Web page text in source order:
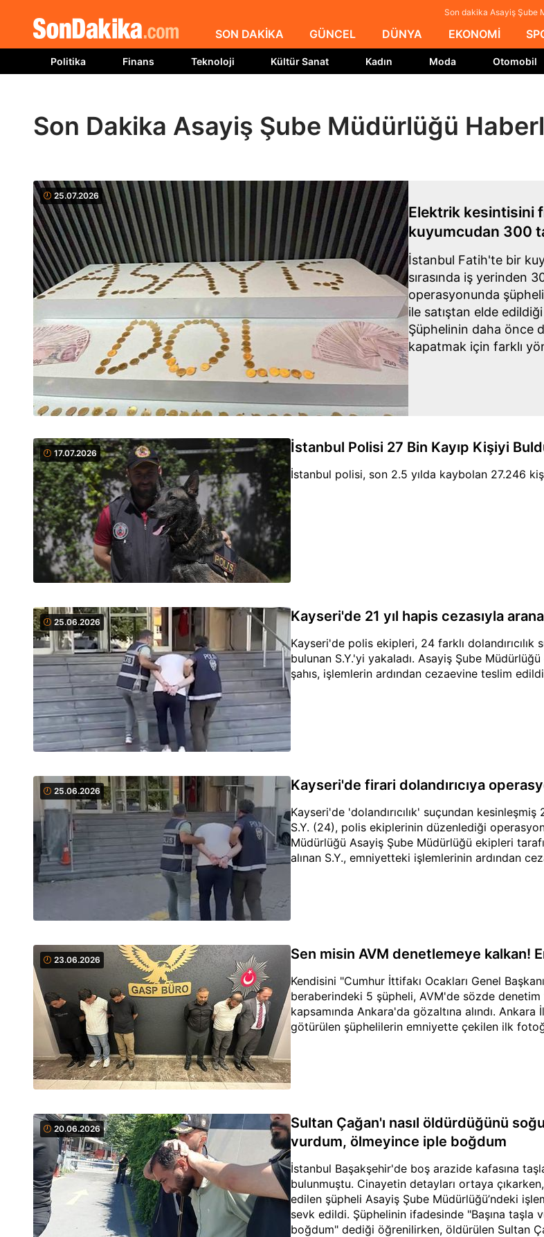
Son dakika Asayiş Şube
SON DAKİKA GÜNCEL DÜNYA EKONOMİ
Politika Finans Teknoloji Kültür Sanat Kadın Moda Otomobil
Son Dakika Asayiş Şube Müdürlüğü
25.07.2026
Elektrik kesintisini
kuyumcudan 300
İstanbul Fatih'te bir
sırasında iş yerinden
operasyonunda şüpheli
ile satıştan elde
Şüphelinin daha önce
kapatmak için farklı
17.07.2026 İstanbul Polisi 27 Bin Kayıp Kişiyi
İstanbul polisi, son 2.5 yılda kaybolan 27.246
25.06.2026 Kayseri'de 21 yıl hapis cezasıyla
Kayseri'de polis ekipleri, 24 farklı dolandırıcılık
bulunan S.Y.'yi yakaladı. Asayiş Şube
şahıs, işlemlerin ardından cezaevine teslim
25.06.2026 Kayseri'de firari dolandırıcıya
Kayseri'de 'dolandırıcılık' suçundan
S.Y. (24), polis ekiplerinin düzenlediği
Müdürlüğü Asayiş Şube Müdürlüğü ekipleri
alınan S.Y., emniyetteki işlemlerinin ardından
23.06.2026 Sen misin AVM denetlemeye kalkan!
Kendisini "Cumhur İttifakı Ocakları Genel
beraberindeki 5 şüpheli, AVM'de sözde denetim
kapsamında Ankara'da gözaltına alındı.
götürülen şüphelilerin emniyette çekilen ilk
20.06.2026
Sultan Çağan'ı nasıl öldürdüğünü
vurdum, ölmeyince iple boğdum
İstanbul Başakşehir'de boş arazide kafasına
bulunmuştu. Cinayetin detayları ortaya
edilen şüpheli Asayiş Şube Müdürlüğü’ndeki
sevk edildi. Şüphelinin ifadesinde "Başına
boğdum" dediği öğrenilirken, öldürülen Sultan